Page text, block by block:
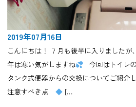
2019年07月16日
こんにちは！ ７月も後半に入りましたが
年は寒い気がしますね
今回はトイレ
タンク式便器からの交換についてご紹介
注意すべき点
[…